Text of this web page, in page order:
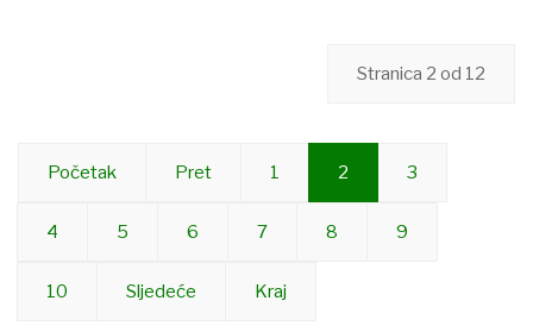
Stranica 2 od 12
Početak Pret 1 2 3
4 5 6 7 8 9
10 Sljedeće Kraj